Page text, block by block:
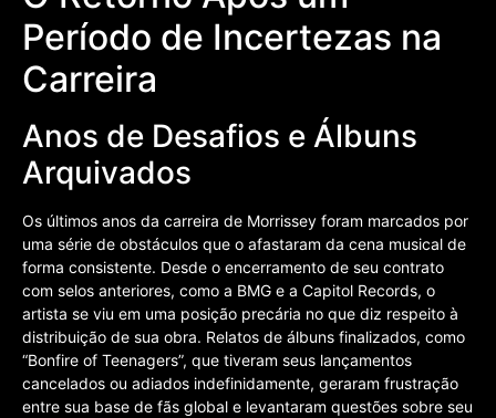
Período de Incertezas na
Carreira
Anos de Desafios e Álbuns
Arquivados
Os últimos anos da carreira de Morrissey foram marcados por
uma série de obstáculos que o afastaram da cena musical de
forma consistente. Desde o encerramento de seu contrato
com selos anteriores, como a BMG e a Capitol Records, o
artista se viu em uma posição precária no que diz respeito à
distribuição de sua obra. Relatos de álbuns finalizados, como
“Bonfire of Teenagers”, que tiveram seus lançamentos
cancelados ou adiados indefinidamente, geraram frustração
entre sua base de fãs global e levantaram questões sobre seu